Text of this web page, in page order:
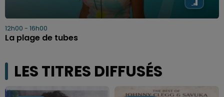
12h00 - 16h00
La plage de tubes
LES TITRES DIFFUSÉS